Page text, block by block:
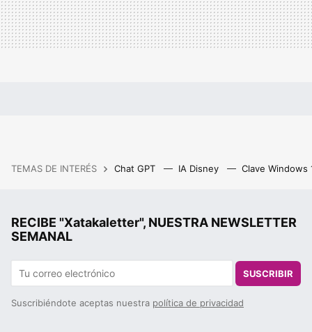
TEMAS DE INTERÉS Chat GPT IA Disney Clave Windows
RECIBE "Xatakaletter", NUESTRA NEWSLETTER
SEMANAL
SUSCRIBIR
Suscribiéndote aceptas nuestra política de privacidad